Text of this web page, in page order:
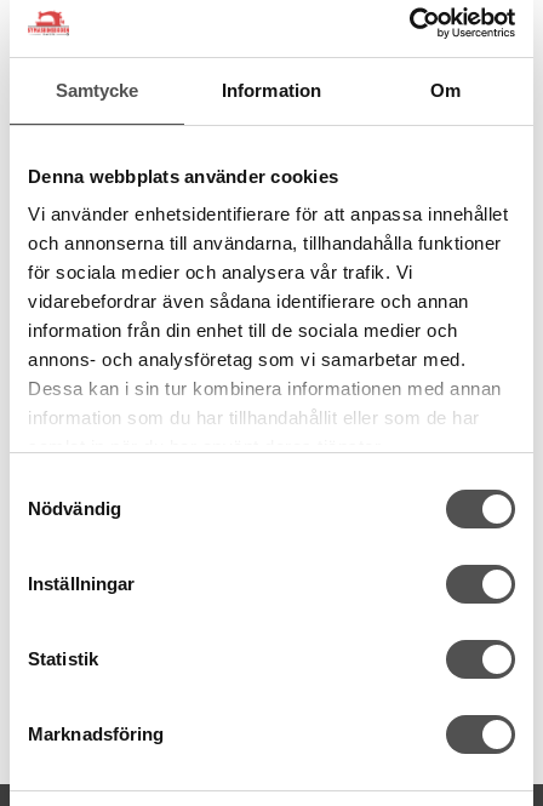
Samtycke Information Om
Denna webbplats använder cookies
Vi använder enhetsidentifierare för att anpassa innehållet
och annonserna till användarna, tillhandahålla funktioner
för sociala medier och analysera vår trafik. Vi
vidarebefordrar även sådana identifierare och annan
information från din enhet till de sociala medier och
annons- och analysföretag som vi samarbetar med.
Dessa kan i sin tur kombinera informationen med annan
information som du har tillhandahållit eller som de har
Nödvändig
Inställningar
Statistik
Marknadsföring
Karbinhake 25mm silver
Metall
Finns i lager